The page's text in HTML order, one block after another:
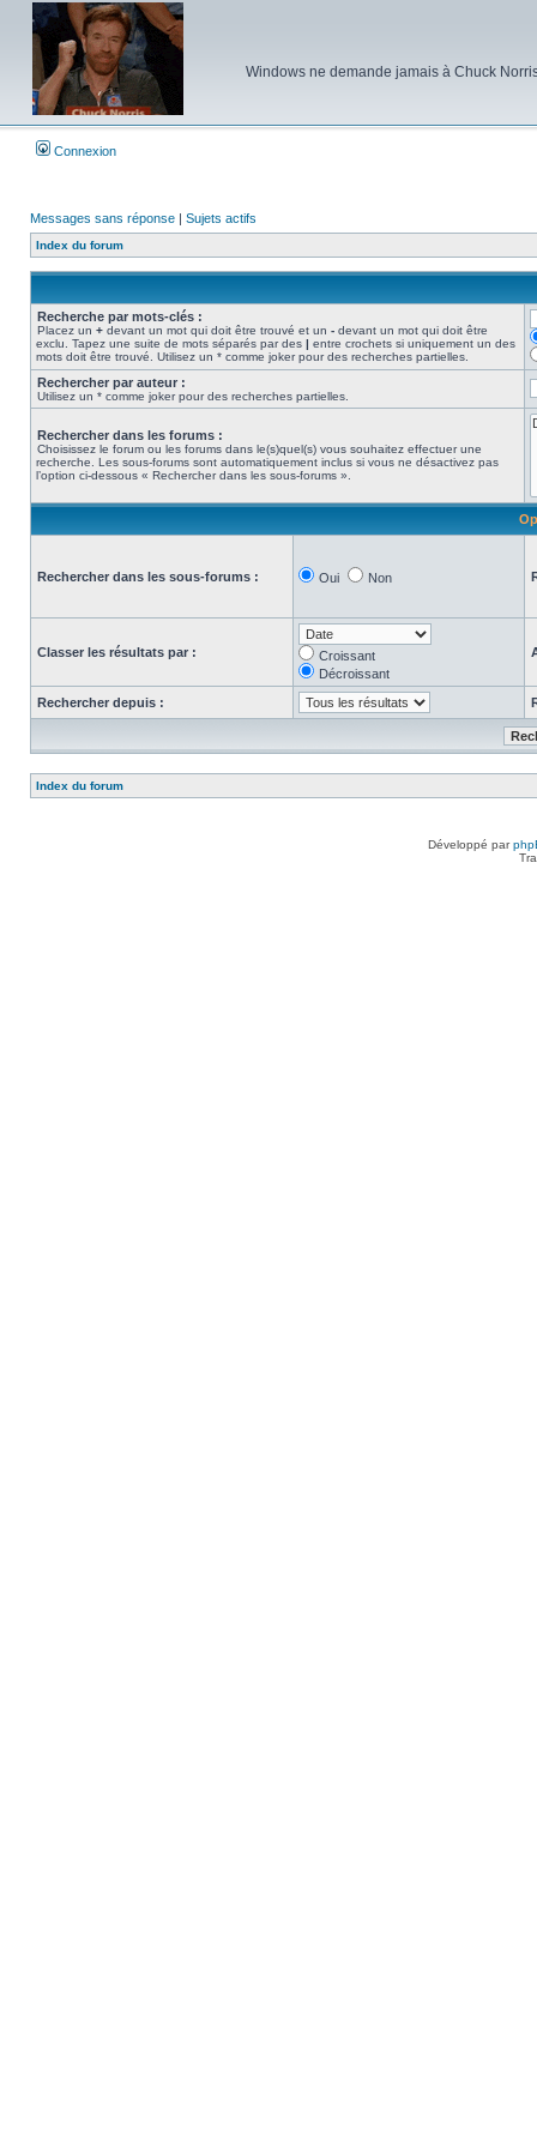
Windows ne demande jamais à Chuck
Connexion
Messages sans réponse | Sujets actifs
Index du forum
Recherche par mots-clés :
Placez un + devant un mot qui doit être trouvé et un - devant un mot qui doit être
exclu. Tapez une suite de mots séparés par des | entre crochets si uniquement un des
mots doit être trouvé. Utilisez un * comme joker pour des recherches partielles.
Rechercher par auteur :
Utilisez un * comme joker pour des recherches partielles.
Rechercher dans les forums :
Choisissez le forum ou les forums dans le(s)quel(s) vous souhaitez effectuer une
recherche. Les sous-forums sont automatiquement inclus si vous ne désactivez pas
l’option ci-dessous « Rechercher dans les sous-forums ».
Rechercher dans les sous-forums : Oui Non
Classer les résultats par :
Croissant
Décroissant
Rechercher depuis :
Index du forum
Développé par